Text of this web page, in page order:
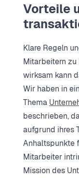
Vorteile
Klare Regeln
Mitarbeitern zu
wirksam kann
Wir haben in
Thema
beschrieben,
aufgrund ihres
Anhaltspunkte
Mitarbeiter
Mission des